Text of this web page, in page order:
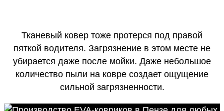
Тканевый ковер тоже протерся под правой
пяткой водителя. Загрязнение в этом месте не
убирается даже после мойки. Даже небольшое
количество пыли на ковре создает ощущение
сильной загрязненности.